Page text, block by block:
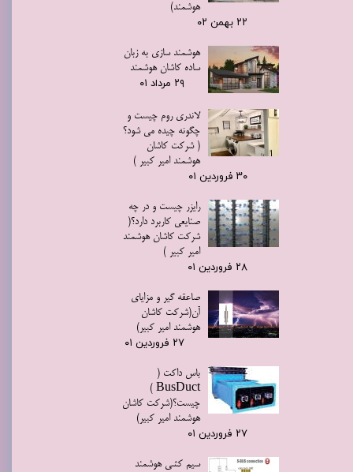
هوشمند)
۲۲ بهمن ۰۲
هوشمند سازی به زبان
ساده کاشان هوشمند
۲۹ مرداد ۰۱
لاندری روم چیست و
چگونه چیده می شود؟
( شرکت کاشان
هوشمند امیر کبیر )
۳۰ فروردین ۰۱
رایزر چیست و در چه
صنایعی کاربرد دارد؟(
شرکت کاشان هوشمند
امیر کبیر )
۲۸ فروردین ۰۱
صاعقه گیر و مزایای
آن(شرکت کاشان
هوشمند امیر کبیر)
۲۷ فروردین ۰۱
باس داکت (
BusDuct )
چیست؟(شرکت کاشان
هوشمند امیر کبیر)
۲۷ فروردین ۰۱
سیم کشی هوشمند